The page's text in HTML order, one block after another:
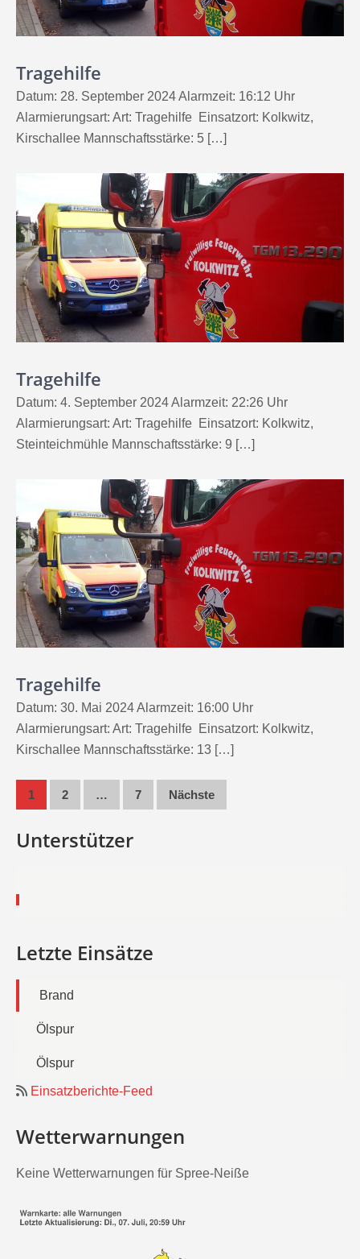
Tragehilfe
Datum: 28. September 2024 Alarmzeit: 16:12 Uhr
Alarmierungsart: Art: Tragehilfe Einsatzort: Kolkwitz,
Kirschallee Mannschaftsstärke: 5 […]
Tragehilfe
Datum: 4. September 2024 Alarmzeit: 22:26 Uhr
Alarmierungsart: Art: Tragehilfe Einsatzort: Kolkwitz,
Steinteichmühle Mannschaftsstärke: 9 […]
Tragehilfe
Datum: 30. Mai 2024 Alarmzeit: 16:00 Uhr
Alarmierungsart: Art: Tragehilfe Einsatzort: Kolkwitz,
Kirschallee Mannschaftsstärke: 13 […]
Seitennummerierung
der
Beiträge
1 2 … 7 Nächste
Unterstützer
Letzte Einsätze
Brand
Ölspur
Ölspur
Einsatzberichte-Feed
Wetterwarnungen
Keine Wetterwarnungen für Spree-Neiße